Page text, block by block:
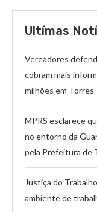
Ultímas
Vereadores
cobram mais
milhões em Torres
MPRS esclarece
no entorno da
pela Prefeitura de
Justiça do
ambiente de